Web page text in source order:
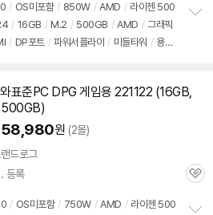
/ OS미포함 / 850W / AMD / 라이젠 500
/ 16GB / M.2 / 500GB / AMD / 그래픽
/ DP포트 / 파워서플라이 / 미들타워 / 용도:
표준PC DPG 게임용 221122 (16GB,
원 (2몰)
드로그
등록
관
/ OS미포함 / 750W / AMD / 라이젠 500
세부정보 열기/접기